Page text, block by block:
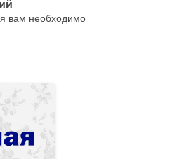
вам необходимо